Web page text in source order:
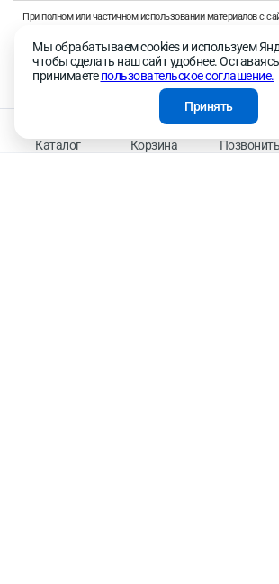
Каталог Корзина Позвонить
При полном или частичном использовании материалов с
Продолжая работу с сайтом, вы даете согласие на
на обработку персональных данных в целях
ретаргетинга, статистических исследований, улучшения
релевантной рекламной информации на основе ваших
На информационном ресурсе применяются
Правила применения рекомендательных технологий
Мы обрабатываем cookies и используем
чтобы сделать наш сайт удобнее.
принимаетепользовательское соглашение.
Принять